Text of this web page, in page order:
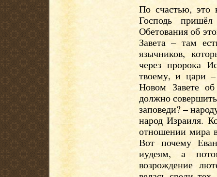
По счастью, это
Господь
Обетования об
Завета – там
язычников,
через пророка
твоему, и цари
Новом Завете
должно
заповеди? –
народ Израиля.
отношении мира
Вот почему
иудеям, а
возрождение